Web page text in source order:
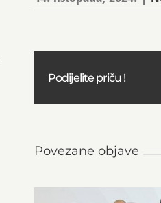
Podijelite priču !
Povezane objave